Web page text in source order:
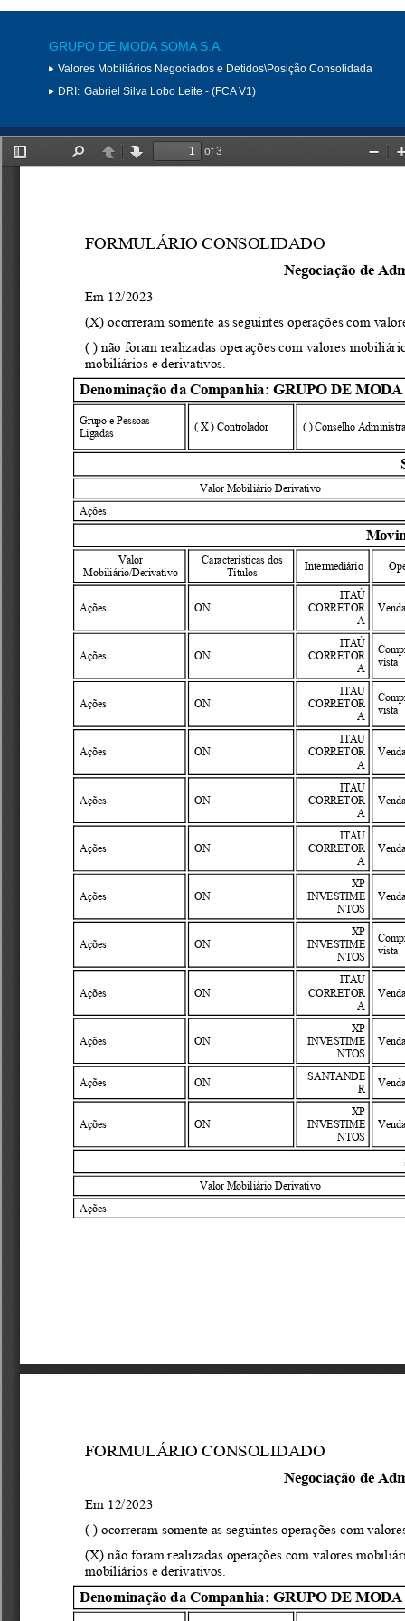
GRUPO DE MODA SOMA S.A.
Valores Mobiliários Negociados e Detidos\Posição Consolidada
DRI: Gabriel Silva Lobo Leite - (FCA V1)